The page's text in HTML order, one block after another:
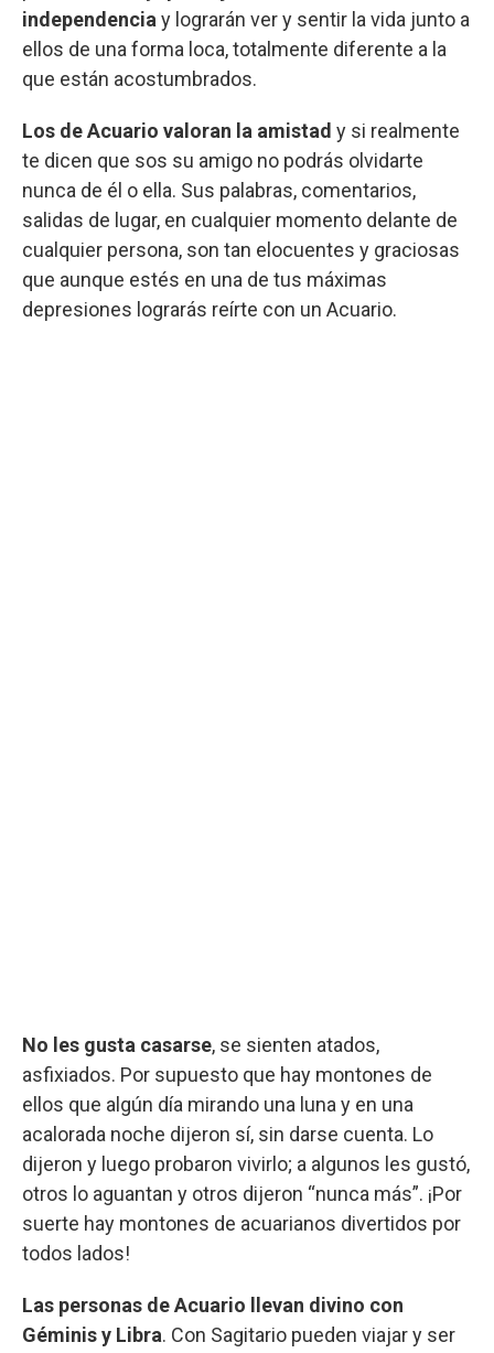
independencia y lograrán ver y sentir la vida junto a
ellos de una forma loca, totalmente diferente a la
que están acostumbrados.
Los de Acuario valoran la amistad y si realmente
te dicen que sos su amigo no podrás olvidarte
nunca de él o ella. Sus palabras, comentarios,
salidas de lugar, en cualquier momento delante de
cualquier persona, son tan elocuentes y graciosas
que aunque estés en una de tus máximas
depresiones lograrás reírte con un Acuario.
No les gusta casarse, se sienten atados,
asfixiados. Por supuesto que hay montones de
ellos que algún día mirando una luna y en una
acalorada noche dijeron sí, sin darse cuenta. Lo
dijeron y luego probaron vivirlo; a algunos les gustó,
otros lo aguantan y otros dijeron “nunca más”. ¡Por
suerte hay montones de acuarianos divertidos por
todos lados!
Las personas de Acuario llevan divino con
Géminis y Libra. Con Sagitario pueden viajar y ser